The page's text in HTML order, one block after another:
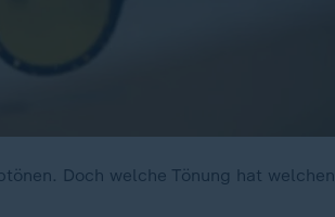
Doch welche Tönung hat welchen